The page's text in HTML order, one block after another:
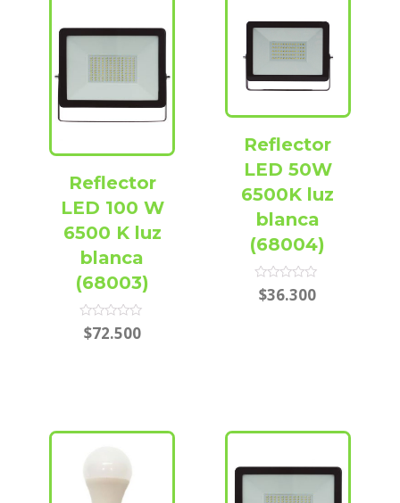
Reflector
LED 100 W
6500 K luz
blanca
(68003)
Rated
0$72.500
Reflector
LED 50W
6500K luz
blanca
(68004)
Rated
0$36.300